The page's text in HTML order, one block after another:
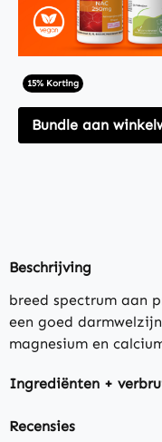
15% Korting
Bundle aan
Beschrijving
breed spectrum aan
een goed
magnesium en
Ingrediënten +
Recensies